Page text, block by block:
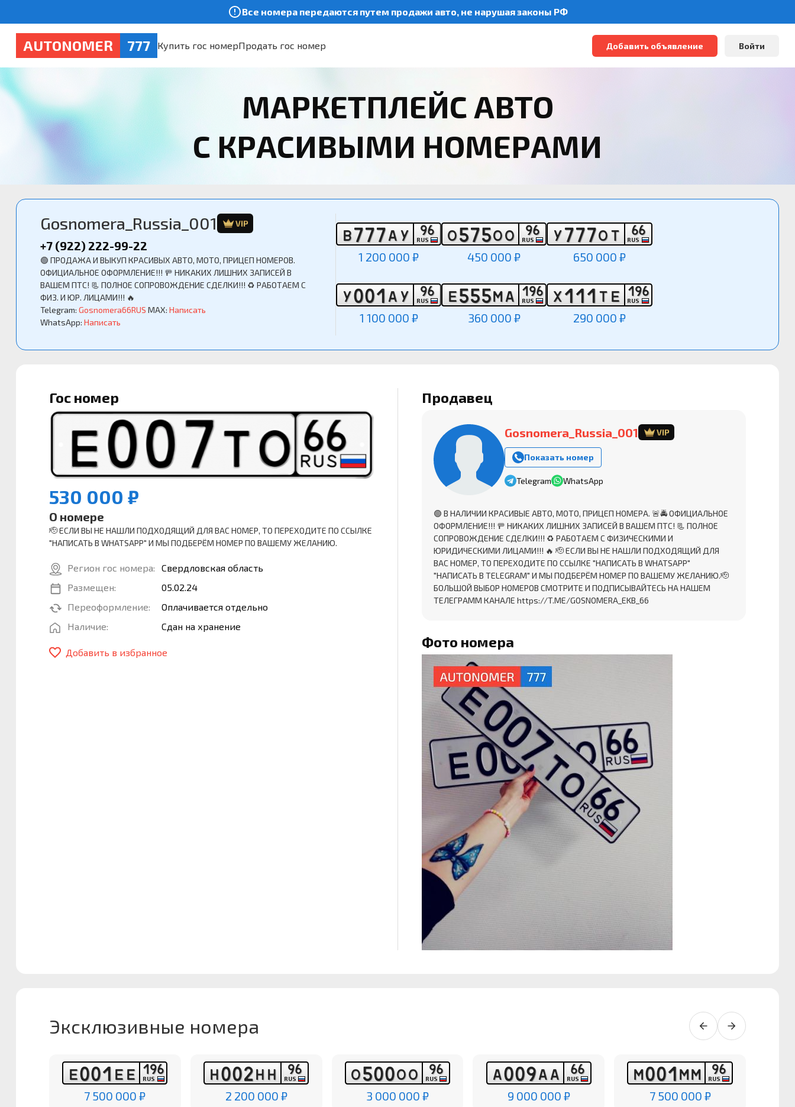
Все номера передаются путем продажи авто, не нарушая законы РФ
AUTONOMER 777 Купить гос номерПродать гос номер Добавить объявление Войти
МАРКЕТПЛЕЙС АВТО
С КРАСИВЫМИ НОМЕРАМИ
Gosnomera_Russia_001 VIP
+7 (922) 222-99-22
🟢 ПРОДАЖА И ВЫКУП КРАСИВЫХ АВТО, МОТО, ПРИЦЕП НОМЕРОВ.
ОФИЦИАЛЬНОЕ ОФОРМЛЕНИЕ!!! 🚥 НИКАКИХ ЛИШНИХ ЗАПИСЕЙ В
ВАШЕМ ПТС! 📃 ПОЛНОЕ СОПРОВОЖДЕНИЕ СДЕЛКИ!!! ♻️ РАБОТАЕМ С
ФИЗ. И ЮР. ЛИЦАМИ!!! 🔥
Telegram: Gosnomera66RUS MAX: Написать
WhatsApp: Написать
В777А У 96
RUS
1 200 000 ₽
О575ОО 96
RUS
450 000 ₽
У777ОТ 66
RUS
650 000 ₽
У001А У 96
RUS
1 100 000 ₽
Е555МА 196
RUS
360 000 ₽
Х111Т Е 196
RUS
290 000 ₽
Гос номер
530 000 ₽
О номере
🫡 ЕСЛИ ВЫ НЕ НАШЛИ ПОДХОДЯЩИЙ ДЛЯ ВАС НОМЕР, ТО ПЕРЕХОДИТЕ ПО ССЫЛКЕ
"НАПИСАТЬ В WHATSAPP" И МЫ ПОДБЕРЁМ НОМЕР ПО ВАШЕМУ ЖЕЛАНИЮ.
Регион гос номера:
Свердловская область
Размещен:
05.02.24
Переоформление:
Оплачивается отдельно
Наличие:
Сдан на хранение
Добавить в избранное
Продавец
Gosnomera_Russia_001 VIP
Показать номер
Telegram WhatsApp
🟢 В НАЛИЧИИ КРАСИВЫЕ АВТО, МОТО, ПРИЦЕП НОМЕРА. 🚨🚔 ОФИЦИАЛЬНОЕ
ОФОРМЛЕНИЕ!!! 🚥 НИКАКИХ ЛИШНИХ ЗАПИСЕЙ В ВАШЕМ ПТС! 📃 ПОЛНОЕ
СОПРОВОЖДЕНИЕ СДЕЛКИ!!! ♻ ️РАБОТАЕМ С ФИЗИЧЕСКИМИ И
ЮРИДИЧЕСКИМИ ЛИЦАМИ!!! 🔥 🫡 ЕСЛИ ВЫ НЕ НАШЛИ ПОДХОДЯЩИЙ ДЛЯ
ВАС НОМЕР, ТО ПЕРЕХОДИТЕ ПО ССЫЛКЕ "НАПИСАТЬ В WHATSAPP"
"НАПИСАТЬ В TELEGRAM" И МЫ ПОДБЕРЁМ НОМЕР ПО ВАШЕМУ ЖЕЛАНИЮ.🫡
БОЛЬШОЙ ВЫБОР НОМЕРОВ СМОТРИТЕ И ПОДПИСЫВАЙТЕСЬ НА НАШЕМ
ТЕЛЕГРАММ КАНАЛЕ https://T.ME/GOSNOMERA_EKB_66
Фото номера
Эксклюзивные номера
Е001 Е Е 196
RUS
7 500 000 ₽
Н002Н Н 96
RUS
2 200 000 ₽
О500ОО 96
RUS
3 000 000 ₽
А009А А 66
RUS
9 000 000 ₽
М001ММ 96
RUS
7 500 000 ₽